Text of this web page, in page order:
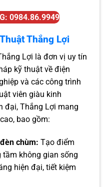
0984.86.9949
Thắng Lợi
Lợi là đơn vị uy tín
kỹ thuật về điện
và các công trình
viên giàu kinh
đại, Thắng Lợi mang
bao gồm:
chùm: Tạo điểm
tầm không gian sống
hiện đại, tiết kiệm